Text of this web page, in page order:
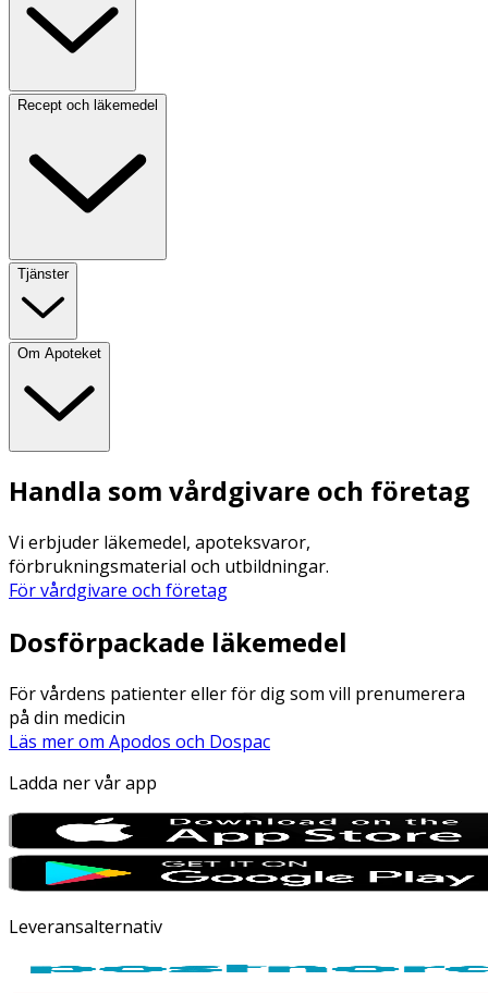
Recept och läkemedel
Tjänster
Om Apoteket
Handla som vårdgivare och företag
Vi erbjuder läkemedel, apoteksvaror,
förbrukningsmaterial och utbildningar.
För vårdgivare och företag
Dosförpackade läkemedel
För vårdens patienter eller för dig som vill prenumerera
på din medicin
Läs mer om Apodos och Dospac
Ladda ner vår app
Leveransalternativ